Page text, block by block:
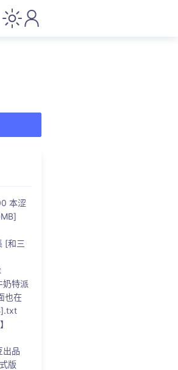
本涩
[和三
奶特派
也在
出品
版